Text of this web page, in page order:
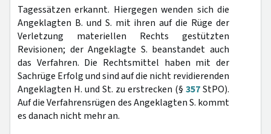
Tagessätzen erkannt. Hiergegen wenden sich die
Angeklagten B. und S. mit ihren auf die Rüge der
Verletzung materiellen Rechts gestützten
Revisionen; der Angeklagte S. beanstandet auch
das Verfahren. Die Rechtsmittel haben mit der
Sachrüge Erfolg und sind auf die nicht revidierenden
Angeklagten H. und St. zu erstrecken (§ 357StPO).
Auf die Verfahrensrügen des Angeklagten S. kommt
es danach nicht mehr an.